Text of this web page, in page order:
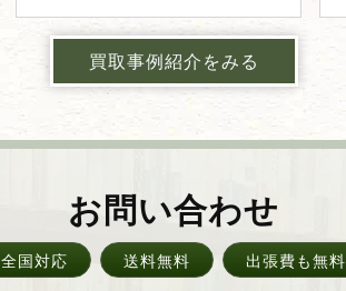
買取事例紹介をみる
お問い合わせ
全国対応 送料無料 出張費も無料